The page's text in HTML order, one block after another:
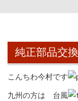
純正部品交換
こんちわ今村です
九州の方は 台風